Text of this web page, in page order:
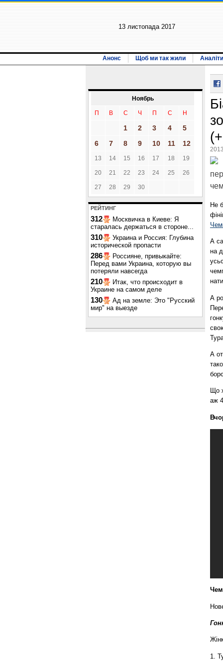
13 листопада 2017
Анонс Щоб ми так жили
Ноябрь
П В С Ч П С Н
1 2 3 4
5
6
7 8 9 10 11 12
13 14 15 16 17 18 19
20 21 22 23 24 25 26
27 28 29 30
РЕЙТИНГ
312
Москвичка в Киеве: Я
старалась держаться в стороне...
310
Украина и Россия: Глубина
исторической пропасти
286
Россияне, привыкайте:
Перед вами Украина, которую вы
потеряли навсегда
210
Итак, что происходит в
Украине на самом деле
130
Ад на земле: Это "Русский
мир" на выезде
Не
А
на
А
А
Що
аж
1.